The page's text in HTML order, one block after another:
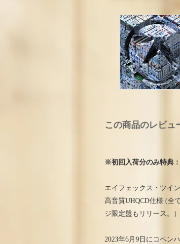
この商品のレビュ
※初回入荷分のみ特典
エイフェックス・ツイ
高音質UHQCD仕様 (全
ジ限定盤もリリース。）
2023年6月9日にコペン